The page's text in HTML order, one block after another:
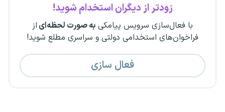
زودتر از دیگران استخدام شوید!
با فعال‌سازی سرویس پیامکی به صورت لحظه‌ای از
فراخوان‌های استخدامی دولتی و سراسری مطلع شوید!
فعال سازی